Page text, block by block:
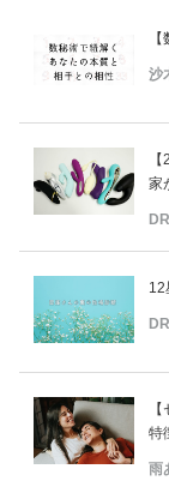
沙
家
12
特
雨